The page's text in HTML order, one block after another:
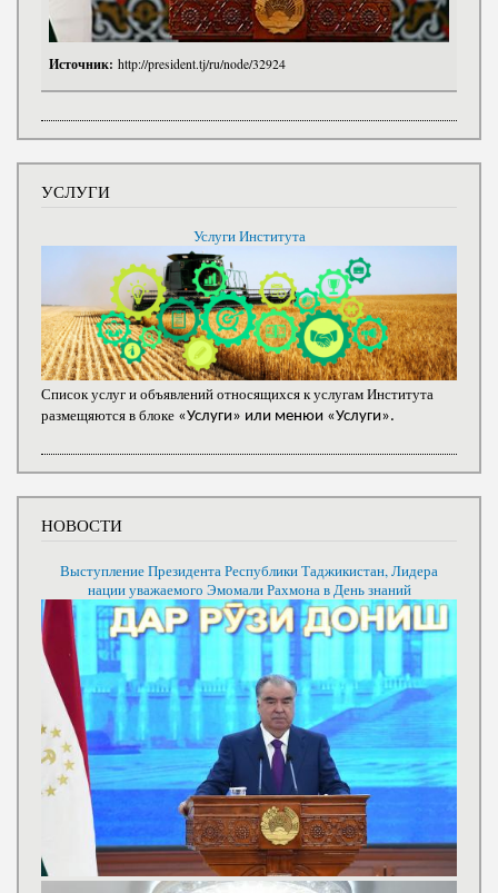
Источник: http://president.tj/ru/node/32924
УСЛУГИ
Услуги Института
Список услуг и объявлений относящихся к услугам Института
размещяются в блоке «Услуги» или менюи «Услуги».
НОВОСТИ
Выступление Президента Республики Таджикистан, Лидера
нации уважаемого Эмомали Рахмона в День знаний